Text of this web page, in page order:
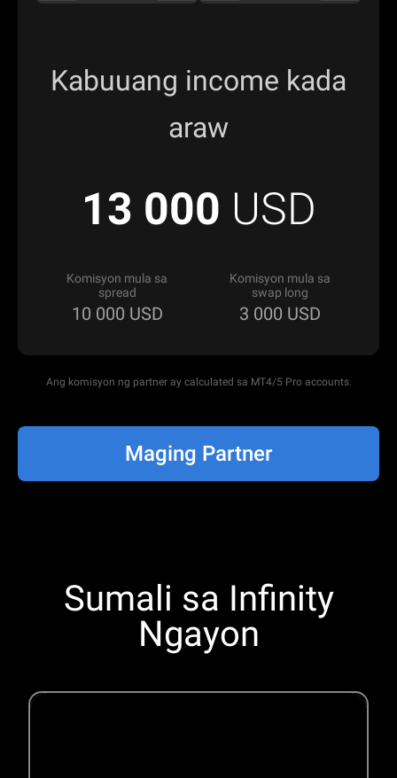
Kabuuang income kada
araw
13 000 USD
Komisyon mula sa
spread
10 000 USD
Komisyon mula sa
swap long
3 000 USD
Ang komisyon ng partner ay calculated sa MT4/5 Pro accounts.
Maging Partner
Sumali sa Infinity
Ngayon